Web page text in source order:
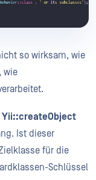
so wirksam, wie
wie
Yii::createObject
Ist dieser
für die
Schlüssel